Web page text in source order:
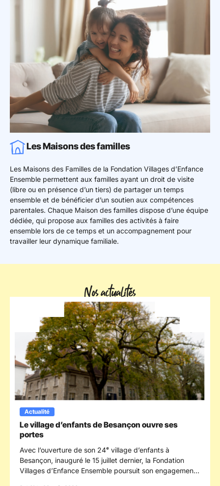
Les Maisons des familles
Les Maisons des Familles de la Fondation Villages d’Enfance
Ensemble permettent aux familles ayant un droit de visite
(libre ou en présence d’un tiers) de partager un temps
ensemble et de bénéficier d’un soutien aux compétences
parentales. Chaque Maison des familles dispose d’une équipe
dédiée, qui propose aux familles des activités à faire
ensemble lors de ce temps et un accompagnement pour
travailler leur dynamique familiale.
Nos actualités
Actualité
Le village d’enfants de Besançon ouvre ses
portes
Avec l’ouverture de son 24ᵉ village d’enfants à
Besançon, inauguré le 15 juillet dernier, la Fondation
Villages d’Enfance Ensemble poursuit son engagement